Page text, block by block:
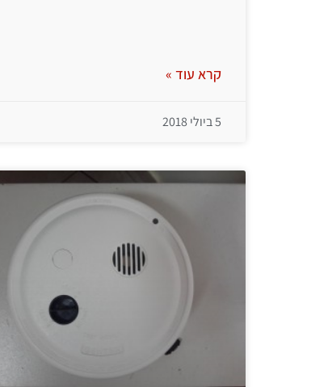
קרא עוד »
5 ביולי 2018